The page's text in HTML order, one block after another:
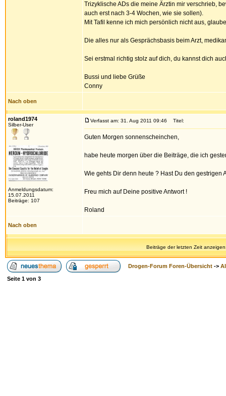
Trizyklische ADs die meine Ärztin mir verschrieb,
auch erst nach 3-4 Wochen, wie sie sollen).
Mit Tafil kenne ich mich persönlich nicht aus,
Die alles nur als Gesprächsbasis beim Arzt,
Sei erstmal richtig stolz auf dich, du kannst dich
Bussi und liebe Grüße
Conny
Nach oben
roland1974
Silber-User
Anmeldungsdatum:
15.07.2011
Beiträge: 107
Verfasst am: 31. Aug 2011 09:46 Titel:
Guten Morgen sonnenscheinchen,
habe heute morgen über die Beiträge, die ich
Wie gehts Dir denn heute ? Hast Du den gestrigen
Freu mich auf Deine positive Antwort !
Roland
Nach oben
Beiträge der letzten Zeit
Drogen-Forum Foren-Übersicht ->
Seite 1 von 3